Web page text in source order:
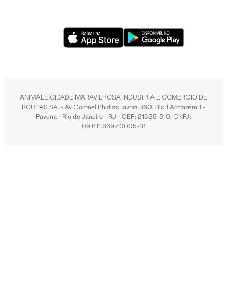
ANIMALE CIDADE MARAVILHOSA INDUSTRIA E COMERCIO DE
ROUPAS SA. - Av Coronel Phidias Tavora 360, Blc 1 Armazém 1 -
Pavuna - Rio de Janeiro - RJ - CEP: 21535-510. CNPJ:
09.611.669/0005-18